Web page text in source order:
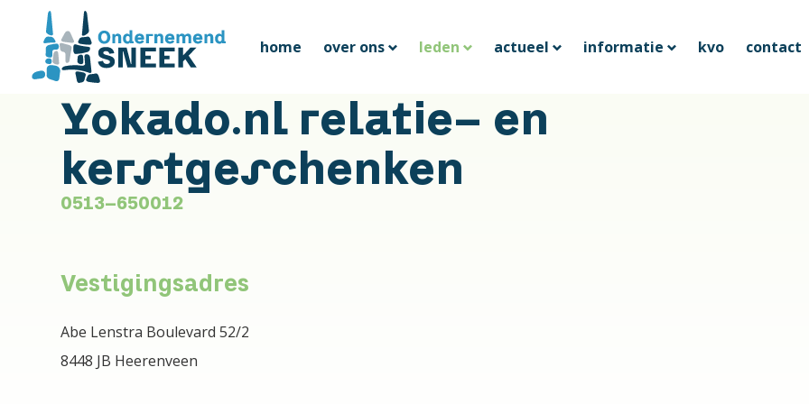
home over ons leden actueel informatie kvo contact
Yokado.nl relatie- en
kerstgeschenken
0513-650012
Vestigingsadres
Abe Lenstra Boulevard 52/2
8448 JB Heerenveen